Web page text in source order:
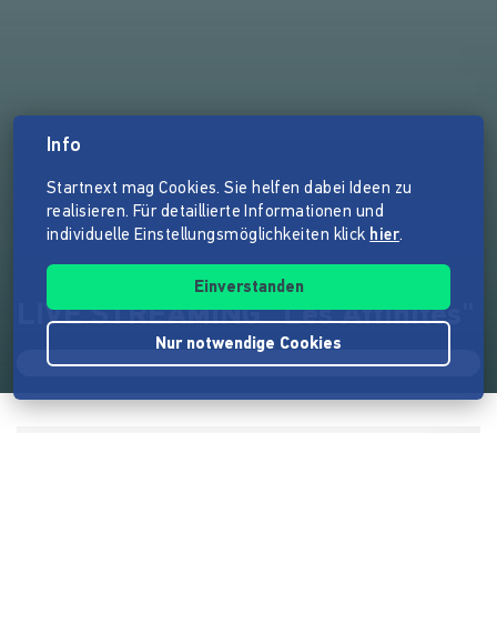
LIVE STREAMING "Les Affinités"
Info
Startnext mag Cookies. Sie helfen dabei Ideen zu
realisieren. Für detaillierte Informationen und
individuelle Einstellungsmöglichkeiten klick hier.
Einverstanden
Nur notwendige Cookies